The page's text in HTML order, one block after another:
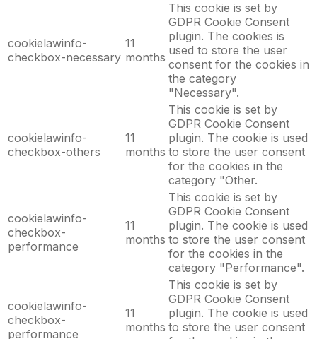
cookielawinfo-
checkbox-necessary
11
months
This cookie is set by
GDPR Cookie Consent
plugin. The cookies is
used to store the user
consent for the cookies in
the category
"Necessary".
cookielawinfo-
checkbox-others
11
months
This cookie is set by
GDPR Cookie Consent
plugin. The cookie is used
to store the user consent
for the cookies in the
category "Other.
cookielawinfo-
checkbox-
performance
11
months
This cookie is set by
GDPR Cookie Consent
plugin. The cookie is used
to store the user consent
for the cookies in the
category "Performance".
cookielawinfo-
checkbox-
performance
11
months
This cookie is set by
GDPR Cookie Consent
plugin. The cookie is used
to store the user consent